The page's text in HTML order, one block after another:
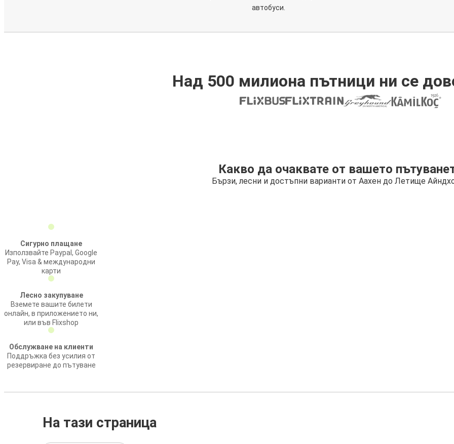
автобуси.
Над 500 милиона пътници ни се
Какво да очаквате от вашето
Бързи, лесни и достъпни варианти от Аахен до Летище
Сигурно плащане
Използвайте Paypal, Google
Pay, Visa & международни
карти
Лесно закупуване
Вземете вашите билети
онлайн, в приложението ни,
или във Flixshop
Обслужване на клиенти
Поддръжка без усилия от
резервиране до пътуване
На тази страница